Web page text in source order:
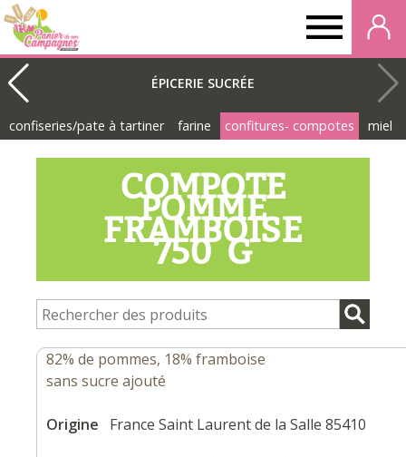
nos
campagnes
ÉPICERIE SUCRÉE
confiseries/pate à tartiner farine confitures- compotes miel
COMPOTE
POMME
FRAMBOISE
750 G
82% de pommes, 18% framboise
sans sucre ajouté
Origine France Saint Laurent de la Salle 85410